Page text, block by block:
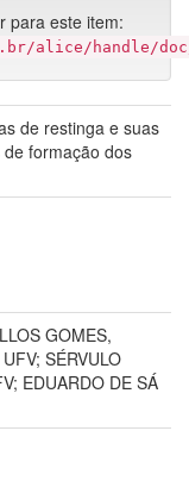
para este item:
alice/handle/
de restinga e suas
formação dos
GOMES,
SÉRVULO
EDUARDO DE SÁ